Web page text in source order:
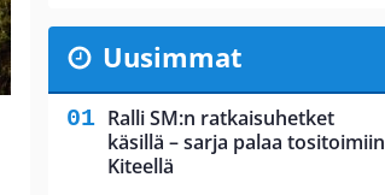
Uusimmat
Ralli SM:n ratkaisuhetket
käsillä – sarja palaa tositoimiin
Kiteellä